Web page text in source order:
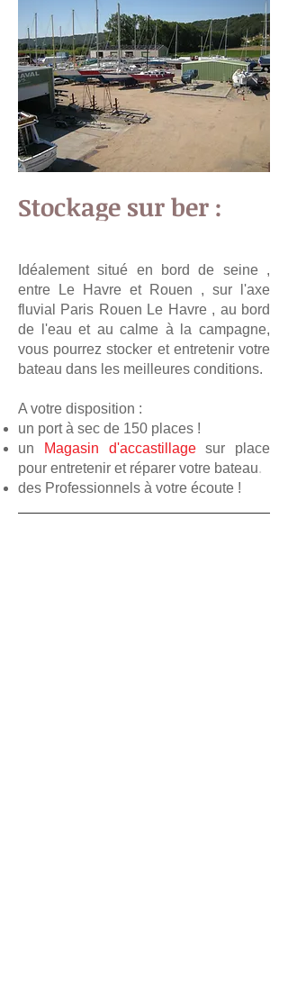
Stockage sur ber :
Stockage sur ber :
Idéalement situé en bord de seine ,
entre Le Havre et Rouen , sur l'axe
fluvial Paris Rouen Le Havre , au bord
de l'eau et au calme à la campagne,
vous pourrez stocker et entretenir votre
bateau dans les meilleures conditions.
A votre disposition :
un port à sec de 150 places !
un
Magasin d'accastillagesur place
pour entretenir et réparer votre bateau.
des Professionnels à votre écoute !